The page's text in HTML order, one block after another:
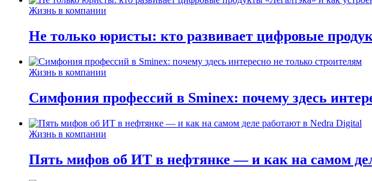
Жизнь в компании
Не только юристы: кто развивает цифровые
Жизнь в компании
Симфония профессий в Sminex: почему здесь
Жизнь в компании
Пять мифов об ИТ в нефтянке — и как на самом